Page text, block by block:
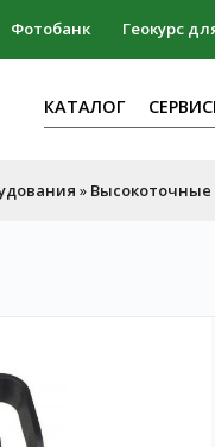
Фотобанк Геокурс
КАТАЛОГ
» Высокоточные